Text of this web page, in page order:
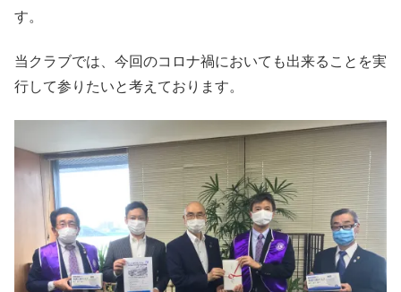
す。
当クラブでは、今回のコロナ禍においても出来ることを実
行して参りたいと考えております。